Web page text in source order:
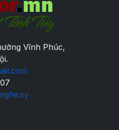
Vĩnh Phúc,